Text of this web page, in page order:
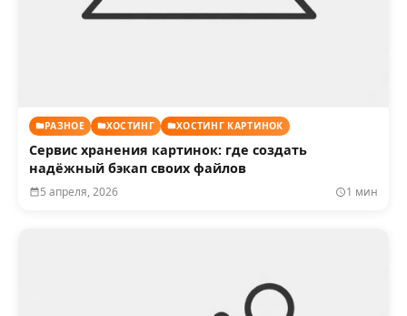
РАЗНОЕ ХОСТИНГ ХОСТИНГ КАРТИНОК
Сервис хранения картинок: где создать
надёжный бэкап своих файлов
5 апреля, 2026 1 мин